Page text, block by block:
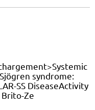
syndrome:
SS DiseaseActivity
Brito-Ze